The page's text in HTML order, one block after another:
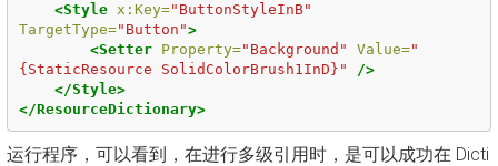
<Style x:Key="ButtonStyleInB"
TargetType="Button">
<Setter
Property="Background" Value="
{StaticResource SolidColorBrush1InD}"
/>
</Style>
</ResourceDictionary>
运行程序，可以看到，在进行多级引用时，是可以成功在 Dicti